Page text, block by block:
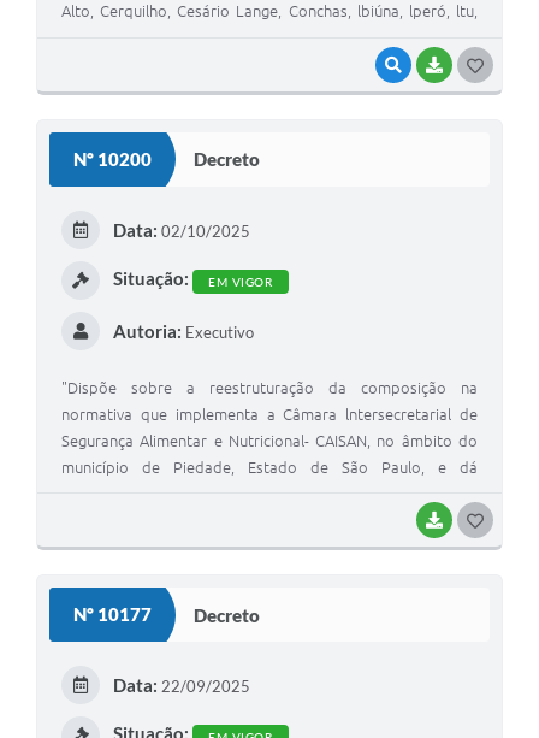
VISUALIZAR
BAIXAR
Alto, Cerquilho, Cesário Lange, Conchas, lbiúna, lperó, ltu,
Porangaba, Porto Feliz, Salto de Pirapora, São Roque,
Sarapuí, Sorocaba, Tatuí, Vargem Grande Paulista, Tietê e
constituir enquanto consórcio público de direito público."
Nº 10200 Decreto
BAIXAR
Data: 02/10/2025
Situação: EM VIGOR
Autoria: Executivo
"Dispõe sobre a reestruturação da composição na
normativa que implementa a Câmara lntersecretarial de
Segurança Alimentar e Nutricional- CAISAN, no âmbito do
município de Piedade, Estado de São Paulo, e dá
Nº 10177 Decreto
Data: 22/09/2025
Situação: